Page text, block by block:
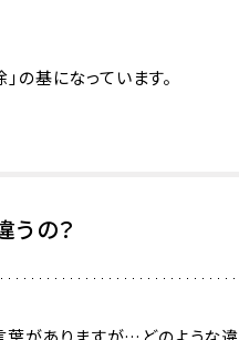
の基になっています。
うの？